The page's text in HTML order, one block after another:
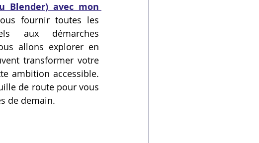
ligne Secrétaire en Ligne
Blender) avec mon
fournir toutes les
aux démarches
allons explorer en
transformer votre
ambition accessible.
de route pour vous
de demain.